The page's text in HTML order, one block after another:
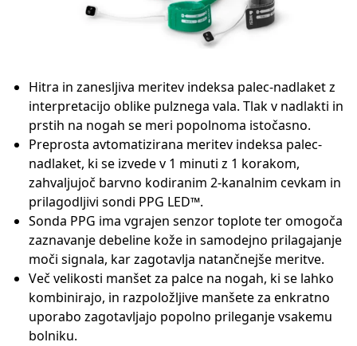
Hitra in zanesljiva meritev indeksa palec-nadlaket z
interpretacijo oblike pulznega vala. Tlak v nadlakti in
prstih na nogah se meri popolnoma istočasno.
Preprosta avtomatizirana meritev indeksa palec-
nadlaket, ki se izvede v 1 minuti z 1 korakom,
zahvaljujoč barvno kodiranim 2-kanalnim cevkam in
prilagodljivi sondi PPG LED™.
Sonda PPG ima vgrajen senzor toplote ter omogoča
zaznavanje debeline kože in samodejno prilagajanje
moči signala, kar zagotavlja natančnejše meritve.
Več velikosti manšet za palce na nogah, ki se lahko
kombinirajo, in razpoložljive manšete za enkratno
uporabo zagotavljajo popolno prileganje vsakemu
bolniku.